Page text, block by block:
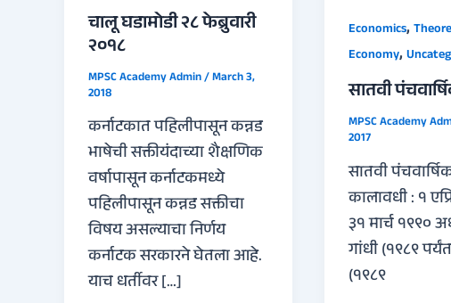
चालू घडामोडी २८ फेब्रुवारी
२०१८
MPSC Academy Admin/March 3,
2018
कर्नाटकात पहिलीपासून कन्नड
भाषेची सक्तीयंदाच्या शैक्षणिक
वर्षापासून कर्नाटकमध्ये
पहिलीपासून कन्नड सक्तीचा
विषय असल्याचा निर्णय
कर्नाटक सरकारने घेतला आहे.
याच धर्तीवर […]
Economics,
Economy,
सातवी
MPSC Academy
2017
सातवी
कालावधी : १
३१ मार्च १९९०
गांधी (१९८९
(१९८९